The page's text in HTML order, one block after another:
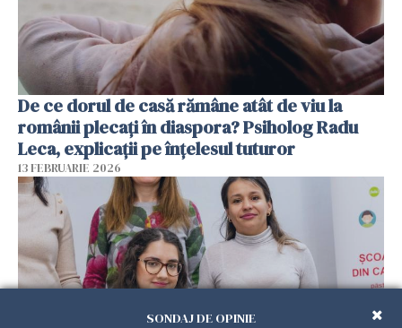
De ce dorul de casă rămâne atât de viu la
românii plecați în diaspora? Psiholog Radu
Leca, explicații pe înțelesul tuturor
13 FEBRUARIE 2026
SONDAJ DE OPINIE